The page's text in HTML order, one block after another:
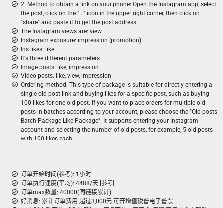
2. Method to obtain a link on your phone: Open the Instagram app, select
the post, click on the "..." icon in the upper right corner, then click on
"share" and paste it to get the post address
The Instagram views are: view
Instagram exposure: impression (promotion)
Ins likes: like
It's three different parameters
Image posts: like, impression
Video posts: like, view, impression
Ordering method: This type of package is suitable for directly entering a
single old post link and buying likes for a specific post, such as buying
100 likes for one old post. If you want to place orders for multiple old
posts in batches according to your account, please choose the "Old posts
Batch Package Like Package". It supports entering your Instagram
account and selecting the number of old posts, for example, 5 old posts
with 100 likes each.
订单开始时间(参考): 1小时
订单执行速度(平均): 4488/天 [参考]
订单max数量: 40000(同链接累计)
好消息: 累计订单费用 超过3,000元 可开增值税普电子普票